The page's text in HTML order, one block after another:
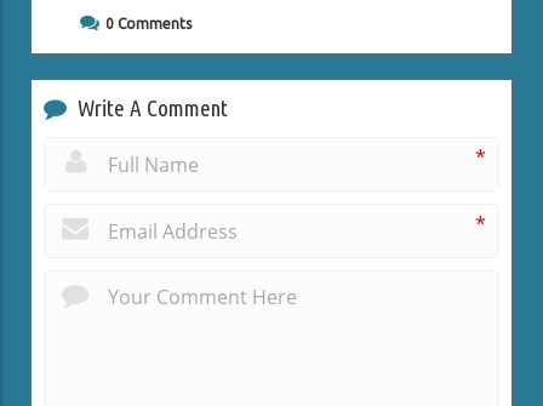
0 Comments
Write A Comment
*
*